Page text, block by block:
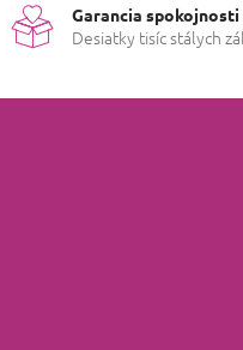
Garancia spokojnosti
Desiatky tisíc stálych